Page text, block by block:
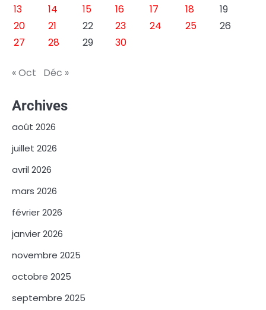
13
14 15 16 17 18
19
20
21 22 23 24 25
26
27
28 29 30
« Oct Déc »
Archives
août 2026
juillet 2026
avril 2026
mars 2026
février 2026
janvier 2026
novembre 2025
octobre 2025
septembre 2025